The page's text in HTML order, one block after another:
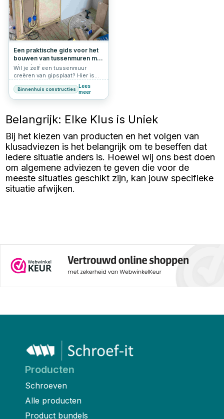
Een praktische gids voor het
bouwen van tussenmuren met
gipsplaat
Wil je zelf een tussenmuur
creëren van gipsplaat? Hier is
een handige gids voor het
maken van een scheidingswand
op zolder om twee aparte
Binnenhuis constructies Lees
meer
Belangrijk: Elke Klus is Uniek
Bij het kiezen van producten en het volgen van
klusadviezen is het belangrijk om te beseffen dat
iedere situatie anders is. Hoewel wij ons best doen
om algemene adviezen te geven die voor de
meeste situaties geschikt zijn, kan jouw specifieke
situatie afwijken.
Producten
Schroeven
Alle producten
Product bundels